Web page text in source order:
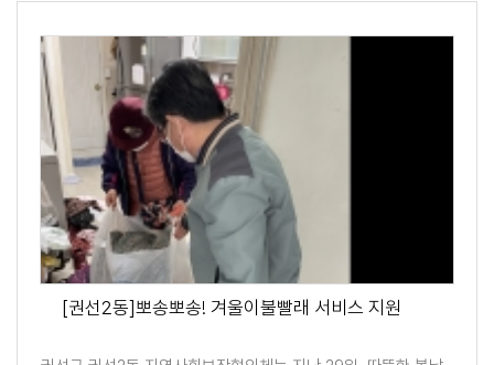
[권선2동]뽀송뽀송! 겨울이불빨래 서비스 지원